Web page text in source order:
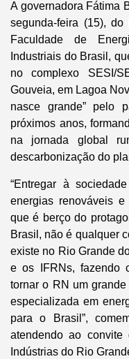
A governadora Fátima
segunda-feira (15),
Faculdade de
Industriais do Brasil,
no complexo SESI/
Gouveia, em Lagoa
nasce grande” pelo
próximos anos,
na jornada global
descarbonização do
“Entregar à
energias renováveis
que é berço do
Brasil, não é qualquer
existe no Rio Grande
e os IFRNs, fazendo
tornar o RN um
especializada em
para o Brasil”,
atendendo ao
Indústrias do Rio